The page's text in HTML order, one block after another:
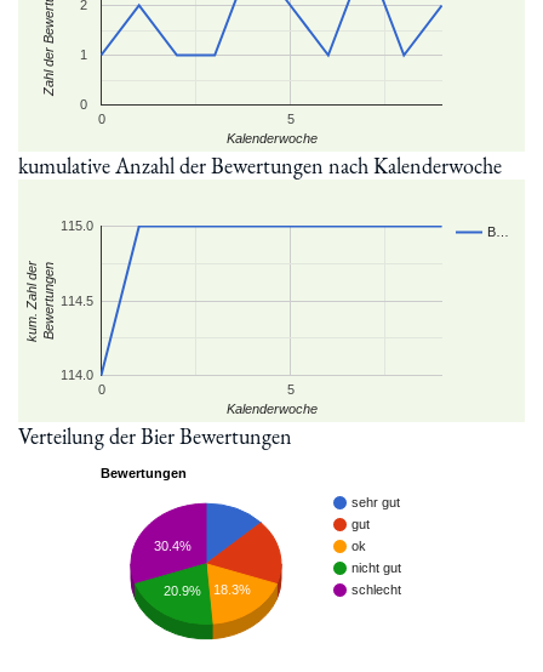
0 5
0
1
2
Kalenderwoche
Zahl der Bewertungen
kumulative Anzahl der Bewertungen nach Kalenderwoche
B…
0 5
114.0
114.5
115.0
Kalenderwoche
kum. Zahl derBewertungen
Verteilung der Bier Bewertungen
Bewertungen
sehr gut
gut
ok
nicht gut
schlecht
18.3%
30.4%
20.9%